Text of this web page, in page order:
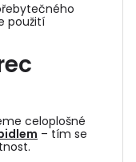
použití
celoplošné
– tím se